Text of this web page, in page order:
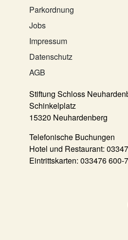
Parkordnung
Jobs
Impressum
Datenschutz
AGB
Stiftung Schloss
Schinkelplatz
15320 Neuhardenberg
Telefonische Buchungen
Hotel und Restaurant:
Eintrittskarten: 033476 600-